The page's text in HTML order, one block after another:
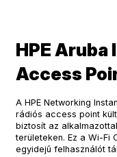
HPE Aruba
Access
A HPE Networking
rádiós access point
biztosít az
területeken. Ez a Wi-Fi
egyidejű felhasználót